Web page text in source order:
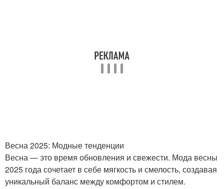
Весна 2025: Модные тенденции
Весна — это время обновления и свежести. Мода весны
2025 года сочетает в себе мягкость и смелость, создавая
уникальный баланс между комфортом и стилем.